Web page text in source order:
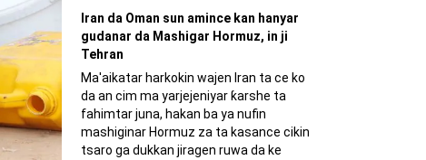
Iran da Oman sun amince kan hanyar
gudanar da Mashigar Hormuz, in ji
Tehran
Ma'aikatar harkokin wajen Iran ta ce ko
da an cim ma yarjejeniyar ƙarshe ta
fahimtar juna, hakan ba ya nufin
mashiginar Hormuz za ta kasance cikin
tsaro ga dukkan jiragen ruwa da ke